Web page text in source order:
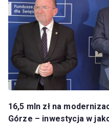
16,5 mln zł na
Górze – inwestycja w